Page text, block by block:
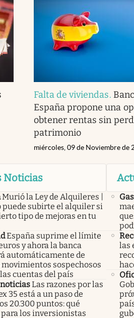
Falta de viviendas.
España propone una
obtener rentas sin
patrimonio
miércoles, 09 de Noviembre de
Noticias
Murió la Ley de Alquileres |
puede subirte el alquiler si
tipo de mejoras en tu
España suprime el límite
y ahora la banca
automáticamente de
movimientos sospechosos
cuentas del país
Las razones por las
35 está a un paso de
20.300 puntos: qué
los inversionistas
las